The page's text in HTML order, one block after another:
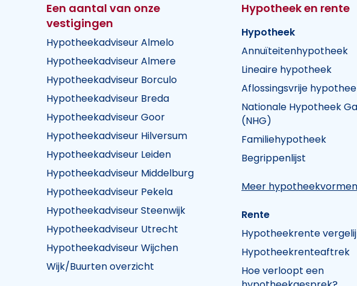
van Hypotheek Visie
van Hypotheek Visie
pagina van Hypotheek Visie
Een aantal van onze
vestigingen
Hypotheekadviseur Almelo
Hypotheekadviseur Almere
Hypotheekadviseur Borculo
Hypotheekadviseur Breda
Hypotheekadviseur Goor
Hypotheekadviseur Hilversum
Hypotheekadviseur Leiden
Hypotheekadviseur Middelburg
Hypotheekadviseur Pekela
Hypotheekadviseur Steenwijk
Hypotheekadviseur Utrecht
Hypotheekadviseur Wijchen
Wijk/Buurten overzicht
Hypotheek en rente
Hypotheek
Annuïteitenhypotheek
Lineaire hypotheek
Aflossingsvrije
Nationale Hypotheek
(NHG)
Familiehypotheek
Begrippenlijst
Meer hypotheekvormen
Rente
Hypotheekrente
Hypotheekrenteaftrek
Hoe verloopt een